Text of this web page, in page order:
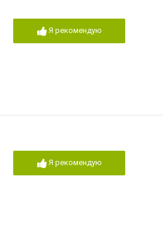
Я рекомендую
Я рекомендую